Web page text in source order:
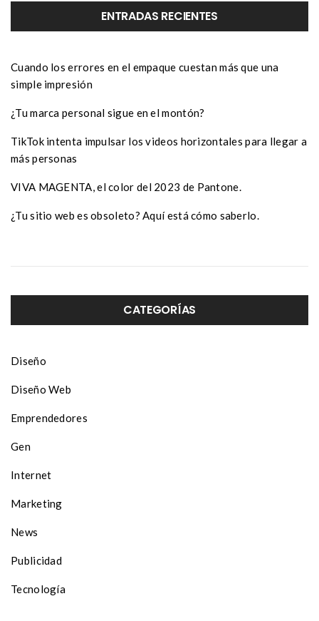
ENTRADAS RECIENTES
Cuando los errores en el empaque cuestan más que una
simple impresión
¿Tu marca personal sigue en el montón?
TikTok intenta impulsar los videos horizontales para llegar a
más personas
VIVA MAGENTA, el color del 2023 de Pantone.
¿Tu sitio web es obsoleto? Aquí está cómo saberlo.
CATEGORÍAS
Diseño
Diseño Web
Emprendedores
Gen
Internet
Marketing
News
Publicidad
Tecnología